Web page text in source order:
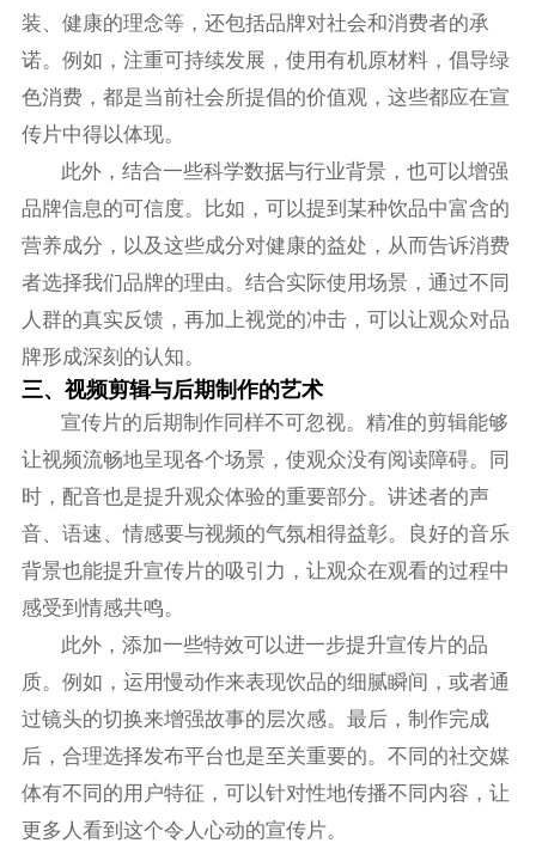
装、健康的理念等，还包括品牌对社会和消费者的承
诺。例如，注重可持续发展，使用有机原材料，倡导绿
色消费，都是当前社会所提倡的价值观，这些都应在宣
传片中得以体现。
此外，结合一些科学数据与行业背景，也可以增强
品牌信息的可信度。比如，可以提到某种饮品中富含的
营养成分，以及这些成分对健康的益处，从而告诉消费
者选择我们品牌的理由。结合实际使用场景，通过不同
人群的真实反馈，再加上视觉的冲击，可以让观众对品
牌形成深刻的认知。
三、视频剪辑与后期制作的艺术
宣传片的后期制作同样不可忽视。精准的剪辑能够
让视频流畅地呈现各个场景，使观众没有阅读障碍。同
时，配音也是提升观众体验的重要部分。讲述者的声
音、语速、情感要与视频的气氛相得益彰。良好的音乐
背景也能提升宣传片的吸引力，让观众在观看的过程中
感受到情感共鸣。
此外，添加一些特效可以进一步提升宣传片的品
质。例如，运用慢动作来表现饮品的细腻瞬间，或者通
过镜头的切换来增强故事的层次感。最后，制作完成
后，合理选择发布平台也是至关重要的。不同的社交媒
体有不同的用户特征，可以针对性地传播不同内容，让
更多人看到这个令人心动的宣传片。